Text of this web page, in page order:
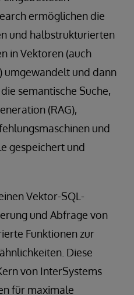
ermöglichen die
und halbstrukturierten
in Vektoren (auch
umgewandelt und dann
semantische Suche,
(RAG),
und
gespeichert und
Vektor-SQL-
und Abfrage von
Funktionen zur
Diese
von InterSystems
für maximale